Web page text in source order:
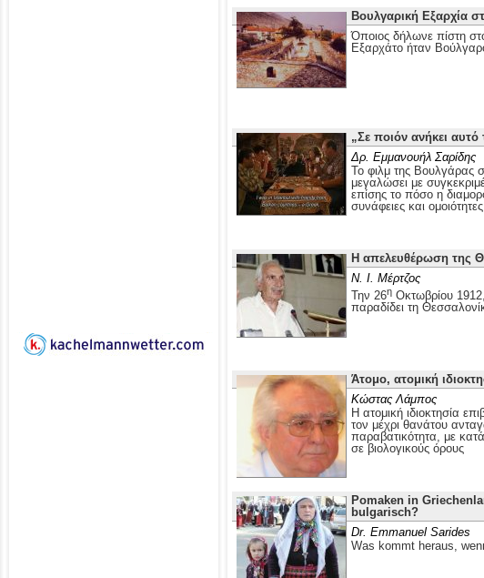
Βουλγαρική Εξαρχία
Όποιος δήλωνε πίστη
Εξαρχάτο ήταν
„Σε ποιόν ανήκει αυτό
Δρ. Εμμανουήλ Σαρίδης
Το φιλμ της Βουλγάρας
μεγαλώσει με
επίσης το πόσο η
συνάφειες και
Η απελευθέρωση της
Ν. Ι. Μέρτζος
Την 26η Οκτωβρίου
παραδίδει τη
Άτομο, ατομική
Κώστας Λάμπος
Η ατομική ιδιοκτησία
τον μέχρι θανάτου
παραβατικότητα, με
σε βιολογικούς όρους
Pomaken in
bulgarisch?
Dr. Emmanuel Sarides
Was kommt heraus,